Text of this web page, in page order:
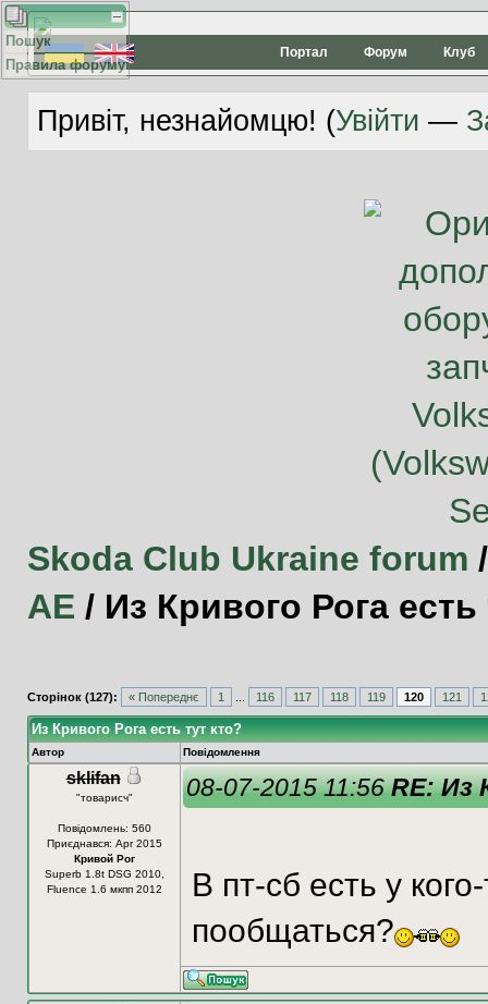
Портал Форум Клуб
Привіт, незнайомцю! (Увійти —
Skoda Club Ukraine forum
АЕ / Из Кривого Рога есть
Пошук
Правила форуму
Сторінок (127): « Попереднє 1 116 117 118 119 120 121
Из Кривого Рога есть тут кто?
Автор Повідомлення
sklifan
"товарисч"
Повідомлень: 560
Приєднався: Apr 2015
Кривой Рог
Superb 1.8t DSG 2010,
Fluence 1.6 мкпп 2012
08-07-2015 11:56RE: Из
В пт-сб есть у
пообщаться?